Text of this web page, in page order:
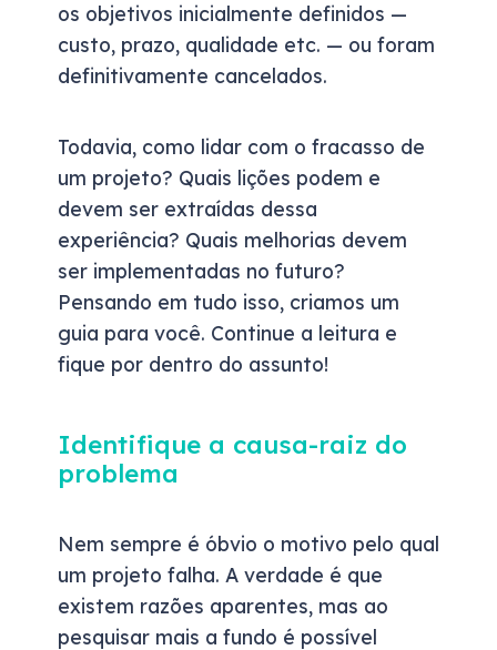
os objetivos inicialmente definidos —
custo, prazo, qualidade etc. — ou foram
definitivamente cancelados.
Todavia, como lidar com o fracasso de
um projeto? Quais lições podem e
devem ser extraídas dessa
experiência? Quais melhorias devem
ser implementadas no futuro?
Pensando em tudo isso, criamos um
guia para você. Continue a leitura e
fique por dentro do assunto!
Identifique a causa-raiz do
problema
Nem sempre é óbvio o motivo pelo qual
um projeto falha. A verdade é que
existem razões aparentes, mas ao
pesquisar mais a fundo é possível